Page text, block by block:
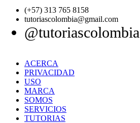
(+57) 313 765 8158
tutoriascolombia@gmail.com
@tutoriascolombia
ACERCA
PRIVACIDAD
USO
MARCA
SOMOS
SERVICIOS
TUTORIAS